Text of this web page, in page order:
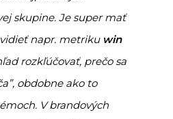
skupine. Je super mať
napr. metriku win
rozkľúčovať, prečo sa
obdobne ako to
V brandových